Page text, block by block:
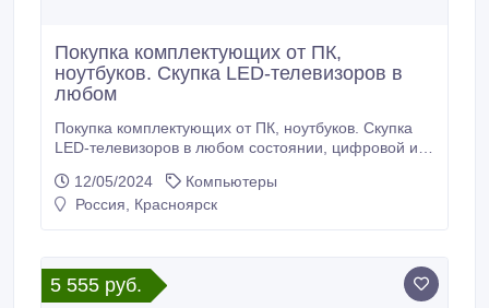
Покупка комплектующих от ПК,
ноутбуков. Скупка LED-телевизоров в
любом
Покупка комплектующих от ПК, ноутбуков. Скупка
LED-телевизоров в любом состоянии, цифровой и
Зеленогорске, Канске. Моментальный расчет
наличными..
12/05/2024
Компьютеры
Россия, Красноярск
5 555 руб.